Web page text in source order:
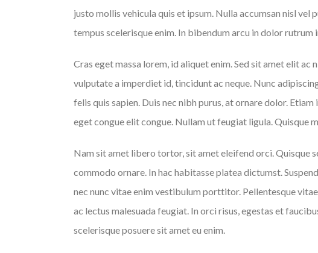
justo mollis vehicula quis et ipsum. Nulla accumsan nisl vel
tempus scelerisque enim. In bibendum arcu in dolor
Cras eget massa lorem, id aliquet enim. Sed sit amet elit
vulputate a imperdiet id, tincidunt ac neque. Nunc
felis quis sapien. Duis nec nibh purus, at ornare dolor.
eget congue elit congue. Nullam ut feugiat ligula. Quisque
Nam sit amet libero tortor, sit amet eleifend orci. Quisque
commodo ornare. In hac habitasse platea dictumst.
nec nunc vitae enim vestibulum porttitor. Pellentesque
ac lectus malesuada feugiat. In orci risus, egestas et
scelerisque posuere sit amet eu enim.